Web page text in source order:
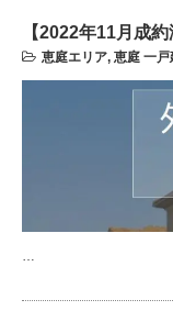
【2022年11月
恵庭エリア, 恵庭 一戸